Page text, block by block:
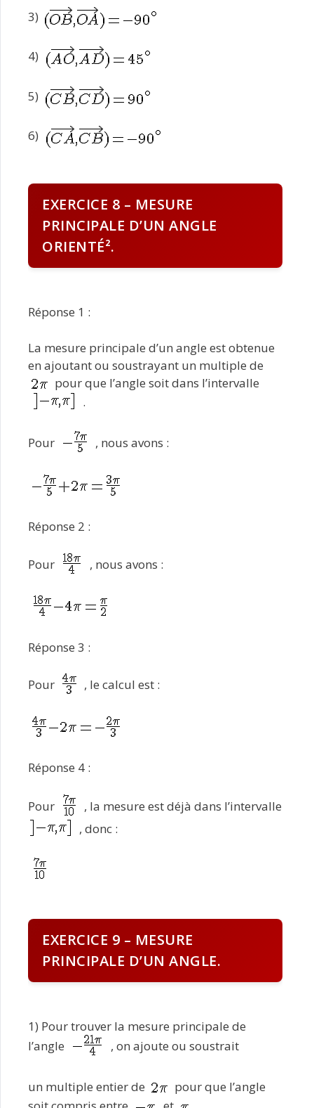
3)
4)
5)
6)
EXERCICE 8 – MESURE
PRINCIPALE D’UN ANGLE
ORIENTÉ².
Réponse 1 :
La mesure principale d’un angle est obtenue
en ajoutant ou soustrayant un multiple de
pour que l’angle soit dans l’intervalle
.
Pour , nous avons :
Réponse 2 :
Pour , nous avons :
Réponse 3 :
Pour , le calcul est :
Réponse 4 :
Pour
, la mesure est déjà dans l’intervalle
, donc :
EXERCICE 9 – MESURE
PRINCIPALE D’UN ANGLE.
1) Pour trouver la mesure principale de
l’angle
, on ajoute ou soustrait
un multiple entier de
pour que l’angle